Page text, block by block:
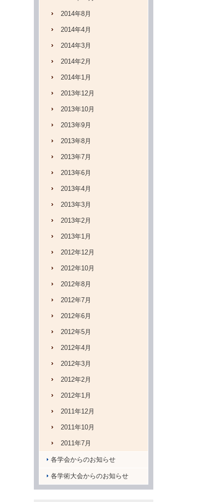
2014年8月
2014年4月
2014年3月
2014年2月
2014年1月
2013年12月
2013年10月
2013年9月
2013年8月
2013年7月
2013年6月
2013年4月
2013年3月
2013年2月
2013年1月
2012年12月
2012年10月
2012年8月
2012年7月
2012年6月
2012年5月
2012年4月
2012年3月
2012年2月
2012年1月
2011年12月
2011年10月
2011年7月
各学会からのお知らせ
各学術大会からのお知らせ